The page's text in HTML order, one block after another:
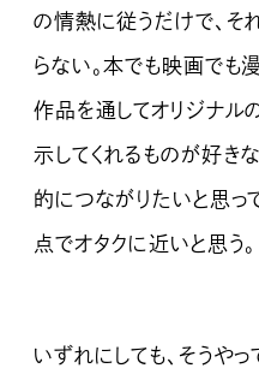
の情熱に従うだけで、そ
らない。本でも映画でも
作品を通してオリジナ
示してくれるものが好き
的につながりたいと思っ
点でオタクに近いと思う。
いずれにしても、そうや